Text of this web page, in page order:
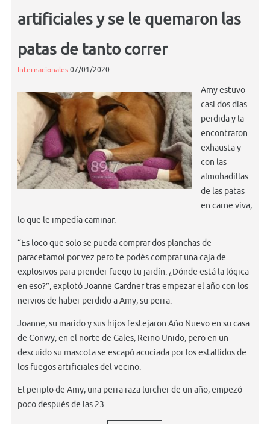
artificiales y se le quemaron las
patas de tanto correr
Internacionales07/01/2020
Amy estuvo
casi dos días
perdida y la
encontraron
exhausta y
con las
almohadillas
de las patas
en carne viva,
lo que le impedía caminar.
“Es loco que solo se pueda comprar dos planchas de
paracetamol por vez pero te podés comprar una caja de
explosivos para prender fuego tu jardín. ¿Dónde está la lógica
en eso?”, explotó Joanne Gardner tras empezar el año con los
nervios de haber perdido a Amy, su perra.
Joanne, su marido y sus hijos festejaron Año Nuevo en su casa
de Conwy, en el norte de Gales, Reino Unido, pero en un
descuido su mascota se escapó acuciada por los estallidos de
los fuegos artificiales del vecino.
El periplo de Amy, una perra raza lurcher de un año, empezó
poco después de las 23...